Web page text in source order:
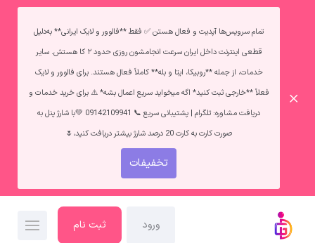
تمام سرویس‌ها آپدیت و فعال هستن ✅ فقط **فالوور و لایک ایرانی** به‌دلیل
قطعی اینترنت داخل ایران سرعت انجامشون روزی حدود ۲ کا هستش. سایر
خدمات، از جمله **روبیکا، ایتا و بله** کاملاً فعال هستند. برای فالوور و لایک
فعلاً **خارجی ثبت کنید* اگه میخواید سریع اعمال بشه* ⚠️ برای خرید خدمات و
دریافت مشاوره: تلگرام | پشتیبانی سریع 📞 09142109941 💚با شارژ پنل به
صورت کارت به کارت 20 درصد شارژ بیشتر دریافت کنید،🌷
تخفیفات
ورود ثبت نام